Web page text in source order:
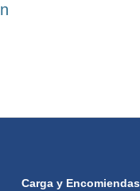
Carga y Encomiendas